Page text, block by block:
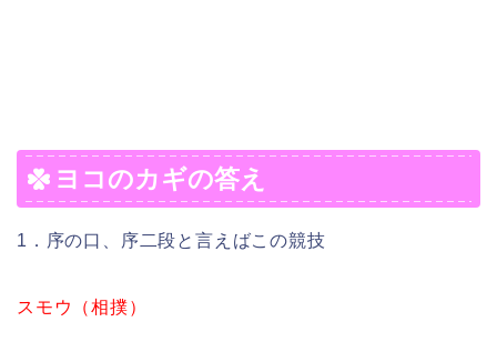
ヨコのカギの答え
1．序の口、序二段と言えばこの競技
スモウ（相撲）